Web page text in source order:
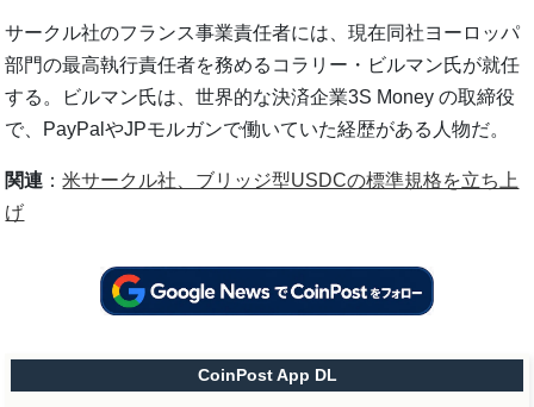
サークル社のフランス事業責任者には、現在同社ヨーロッパ
部門の最高執行責任者を務めるコラリー・ビルマン氏が就任
する。ビルマン氏は、世界的な決済企業3S Money の取締役
で、PayPalやJPモルガンで働いていた経歴がある人物だ。
関連 ：米サークル社、ブリッジ型USDCの標準規格を立ち上
げ
CoinPost App DL